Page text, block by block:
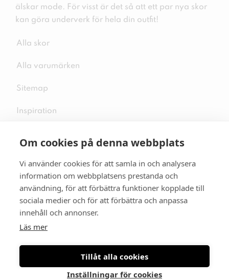
Om cookies på denna webbplats
Vi använder cookies för att samla in och analysera
information om webbplatsens prestanda och
användning, för att förbättra funktioner kopplade till
sociala medier och för att förbättra och anpassa
innehåll och annonser.
Läs mer
Tillåt alla cookies
Inställningar för cookies
älskar mode. För visst är det så att ett par nya skor
kan göra underverk för hela din outfit!
Alla skor
Alla varumärken
Sitemap
Inspiration
Följ oss på sociala medier
Se mer skor: skopunkten.se